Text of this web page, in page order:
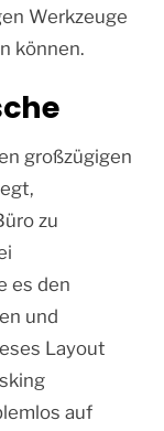
Werkzeuge
können.
großzügigen
zu
es den
und
Layout
auf